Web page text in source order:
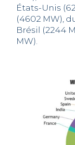
États-Unis
(4602 MW),
Brésil (2244
MW).